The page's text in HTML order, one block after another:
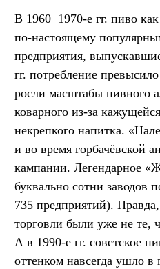
В 1960−1970-е гг. пиво
по-настоящему
предприятия,
гг. потребление
росли масштабы пивного
коварного из-за
некрепкого напитка.
и во время горбачёвской
кампании. Легендарное
буквально сотни
735 предприятий).
торговли были уже не те,
А в 1990-е гг. советское
оттенком навсегда ушло в